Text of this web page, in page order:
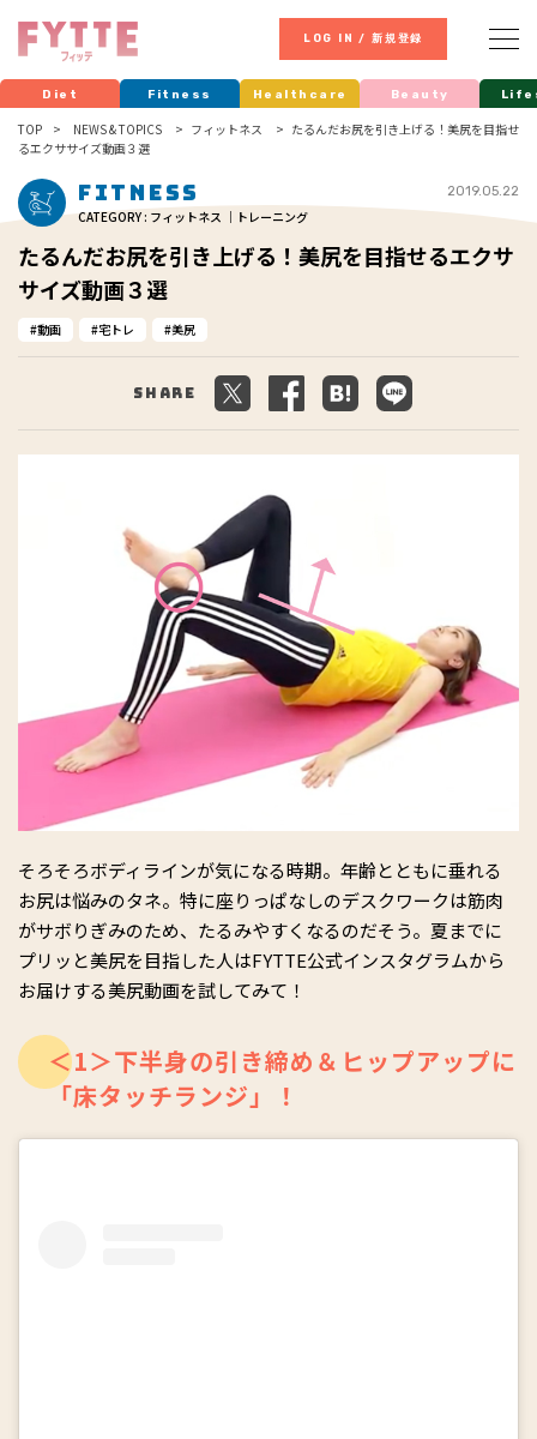
LOG IN / 新規登録
Diet Fitness Healthcare Beauty
TOP NEWS & TOPICS フィットネス
たるんだお尻を引き上げる！美尻を目指せ
るエクササイズ動画３選
Fitness
CATEGORY : フィットネス ｜トレーニング
2019.05.22
たるんだお尻を引き上げる！美尻を目指せるエクサ
サイズ動画３選
動画 宅トレ 美尻
Share
そろそろボディラインが気になる時期。年齢とともに垂れる
お尻は悩みのタネ。特に座りっぱなしのデスクワークは筋肉
がサボりぎみのため、たるみやすくなるのだそう。夏までに
プリッと美尻を目指した人はFYTTE公式インスタグラムから
お届けする美尻動画を試してみて！
＜1＞下半身の引き締め＆ヒップアップに
「床タッチランジ」！